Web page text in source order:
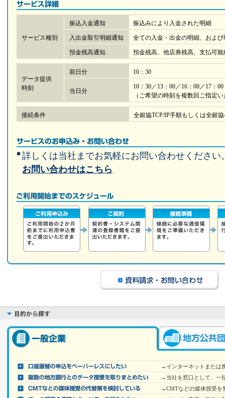
サービス種別
振込入金通知 振込みにより入金された明細
入出金取引明細通知 全ての入金・出金の明細、およ
預金残高通知 預金残高、他店券残高、支払可能
データ提供
時刻
前日分 10：30
当日分
10：30／13：00／16：00／17：00
（ご希望の時刻を複数回ご指定
接続条件 全銀協TCP/IP手順もしくは全銀
詳しくは当社までお気軽にお問い合わせください
お問い合わせはこちら
→インターネットまたは
→当社を窓口として、一
→CMTなどの媒体授受を